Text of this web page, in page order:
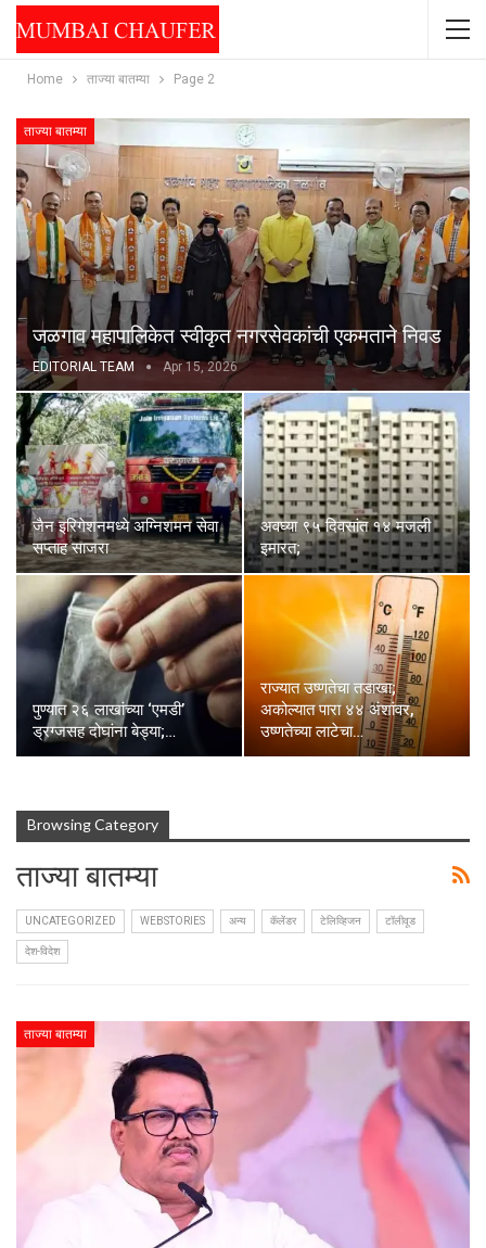
Home ताज्या बातम्या Page 2
ताज्या बातम्या
जळगाव महापालिकेत स्वीकृत नगरसेवकांची एकमताने निवड
EDITORIAL TEAM Apr 15, 2026
जैन इरिगेशनमध्ये अग्निशमन सेवा
सप्ताह साजरा
अवघ्या ९५ दिवसांत १४ मजली
इमारत;
पुण्यात २६ लाखांच्या ‘एमडी’
ड्रग्जसह दोघांना बेड्या;…
राज्यात उष्णतेचा तडाखा;
अकोल्यात पारा ४४ अंशांवर,
उष्णतेच्या लाटेचा…
Browsing Category
ताज्या बातम्या
UNCATEGORIZED WEBSTORIES अन्य कॅलेंडर टेलिव्हिजन टॉलीवूड
देश-विदेश
ताज्या बातम्या